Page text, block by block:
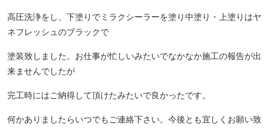
高圧洗浄をし、下塗りでミラクシーラーを塗り中塗り・上塗りはヤ
ネフレッシュのブラックで
塗装致しました。お仕事が忙しいみたいでなかなか施工の報告が出
来ませんでしたが
完工時にはご納得して頂けたみたいで良かったです。
何かありましたらいつでもご連絡下さい。今後とも宜しくお願い致